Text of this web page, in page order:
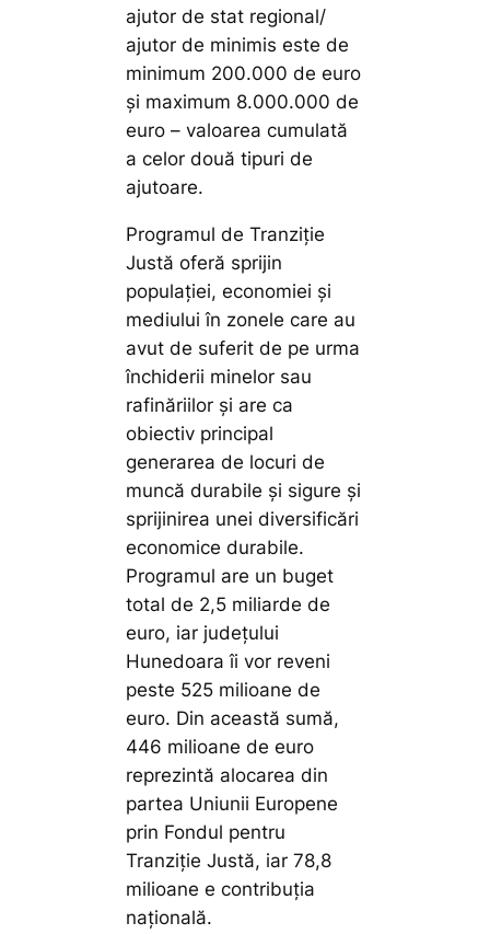
ajutor de stat regional/
ajutor de minimis este de
minimum 200.000 de euro
și maximum 8.000.000 de
euro – valoarea cumulată
a celor două tipuri de
ajutoare.
Programul de Tranziție
Justă oferă sprijin
populației, economiei și
mediului în zonele care au
avut de suferit de pe urma
închiderii minelor sau
rafinăriilor și are ca
obiectiv principal
generarea de locuri de
muncă durabile și sigure și
sprijinirea unei diversificări
economice durabile.
Programul are un buget
total de 2,5 miliarde de
euro, iar județului
Hunedoara îi vor reveni
peste 525 milioane de
euro. Din această sumă,
446 milioane de euro
reprezintă alocarea din
partea Uniunii Europene
prin Fondul pentru
Tranziție Justă, iar 78,8
milioane e contribuția
națională.